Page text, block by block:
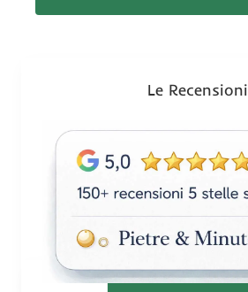
z
Le Recensioni